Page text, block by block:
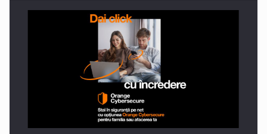
PUTTING ROMANIAN CORPORATE COMPANIES ON THE
INTERNATIONAL BUSINESS SCENE